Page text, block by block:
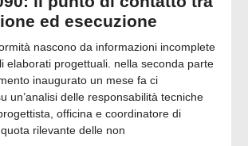
ed esecuzione
nascono da informazioni incomplete
elaborati progettuali. nella seconda parte
inaugurato un mese fa ci
un’analisi delle responsabilità tecniche
officina e coordinatore di
rilevante delle non